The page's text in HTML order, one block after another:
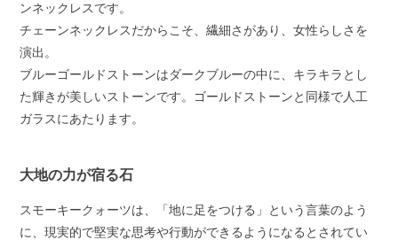
ンネックレスです。
チェーンネックレスだからこそ、繊細さがあり、女性らしさを
演出。
ブルーゴールドストーンはダークブルーの中に、キラキラとし
た輝きが美しいストーンです。ゴールドストーンと同様で人工
ガラスにあたります。
大地の力が宿る石
スモーキークォーツは、「地に足をつける」という言葉のよう
に、現実的で堅実な思考や行動ができるようになるとされてい